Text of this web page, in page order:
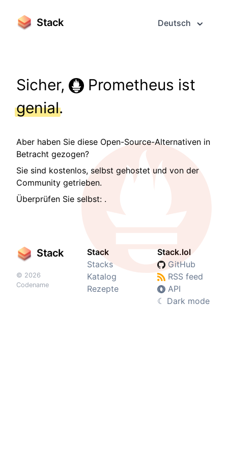
Stack Deutsch
Sicher,
Prometheus ist
genial.
Aber haben Sie diese Open-Source-Alternativen in
Betracht gezogen?
Sie sind kostenlos, selbst gehostet und von der
Community getrieben.
Überprüfen Sie selbst: .
Stack
© 2026
Codename
Stack
Stacks
Katalog
Rezepte
Stack.lol
GitHub
RSS feed
API
☾ Dark mode